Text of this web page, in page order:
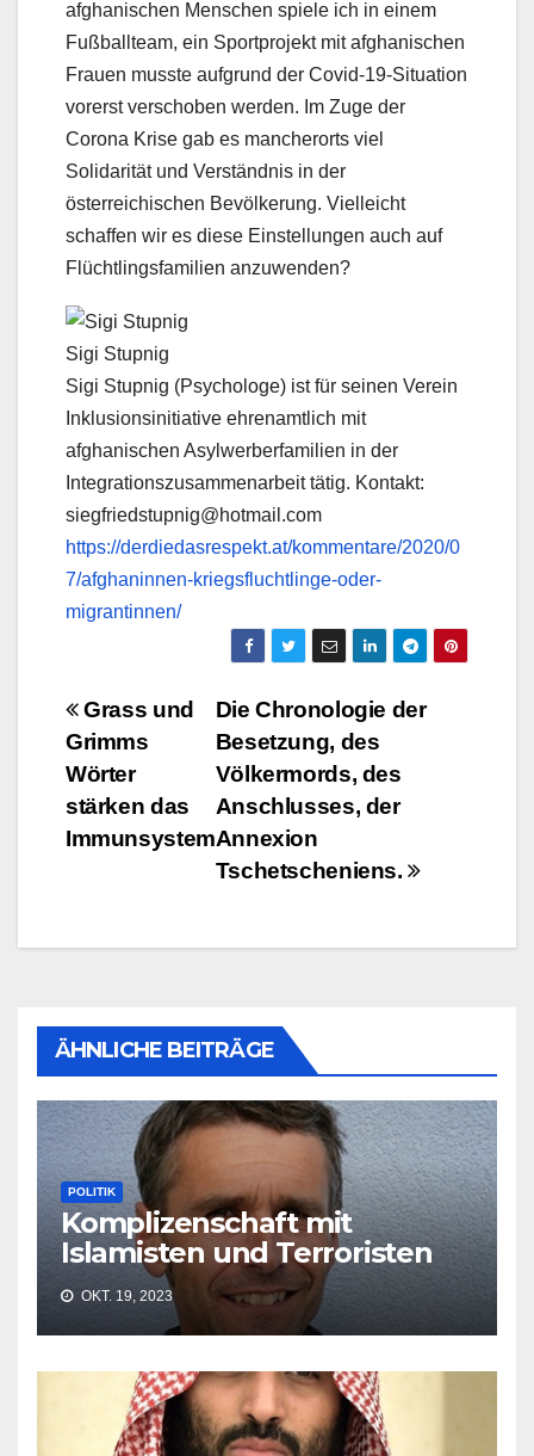
afghanischen Menschen spiele ich in einem
Fußballteam, ein Sportprojekt mit afghanischen
Frauen musste aufgrund der Covid-19-Situation
vorerst verschoben werden. Im Zuge der
Corona Krise gab es mancherorts viel
Solidarität und Verständnis in der
österreichischen Bevölkerung. Vielleicht
schaffen wir es diese Einstellungen auch auf
Flüchtlingsfamilien anzuwenden?
Sigi Stupnig
Sigi Stupnig (Psychologe) ist für seinen Verein
Inklusionsinitiative ehrenamtlich mit
afghanischen Asylwerberfamilien in der
Integrationszusammenarbeit tätig. Kontakt:
siegfriedstupnig@hotmail.com
https://derdiedasrespekt.at/kommentare/2020/0
7/afghaninnen-kriegsfluchtlinge-oder-
migrantinnen/
Beitragsnavigation
Die Chronologie der
Besetzung, des
Völkermords, des
Anschlusses, der
Annexion
Tschetscheniens.
Grass und
Grimms
Wörter
stärken das
Immunsystem
ÄHNLICHE BEITRÄGE
POLITIK
Komplizenschaft mit
Islamisten und Terroristen
OKT. 19, 2023